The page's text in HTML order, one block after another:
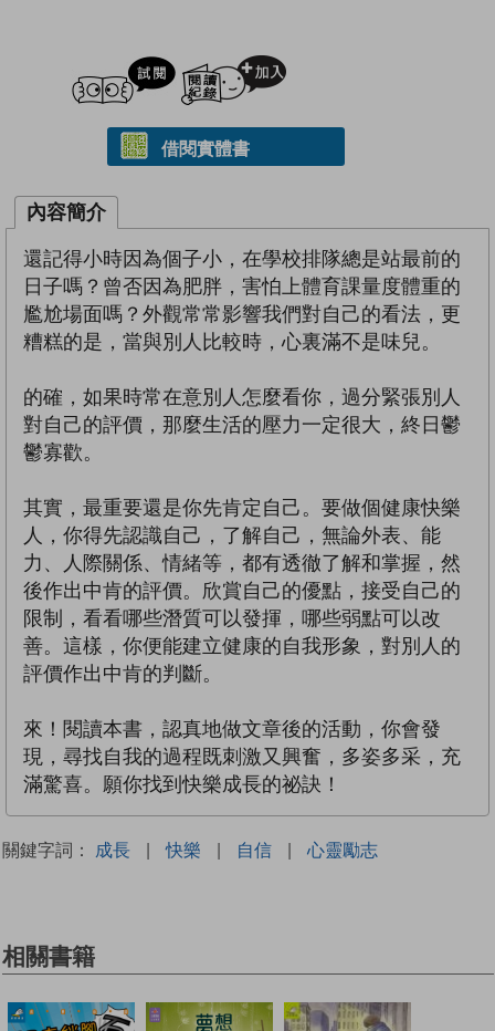
試閲
借閱實體書
內容簡介
還記得小時因為個子小，在學校排隊總是站最前的
日子嗎？曾否因為肥胖，害怕上體育課量度體重的
尷尬場面嗎？外觀常常影響我們對自己的看法，更
糟糕的是，當與別人比較時，心裏滿不是味兒。
的確，如果時常在意別人怎麼看你，過分緊張別人
對自己的評價，那麼生活的壓力一定很大，終日鬱
鬱寡歡。
其實，最重要還是你先肯定自己。要做個健康快樂
人，你得先認識自己，了解自己，無論外表、能
力、人際關係、情緒等，都有透徹了解和掌握，然
後作出中肯的評價。欣賞自己的優點，接受自己的
限制，看看哪些潛質可以發揮，哪些弱點可以改
善。這樣，你便能建立健康的自我形象，對別人的
評價作出中肯的判斷。
來！閱讀本書，認真地做文章後的活動，你會發
現，尋找自我的過程既刺激又興奮，多姿多采，充
滿驚喜。願你找到快樂成長的祕訣！
關鍵字詞： 成長 | 快樂 | 自信 | 心靈勵志
相關書籍